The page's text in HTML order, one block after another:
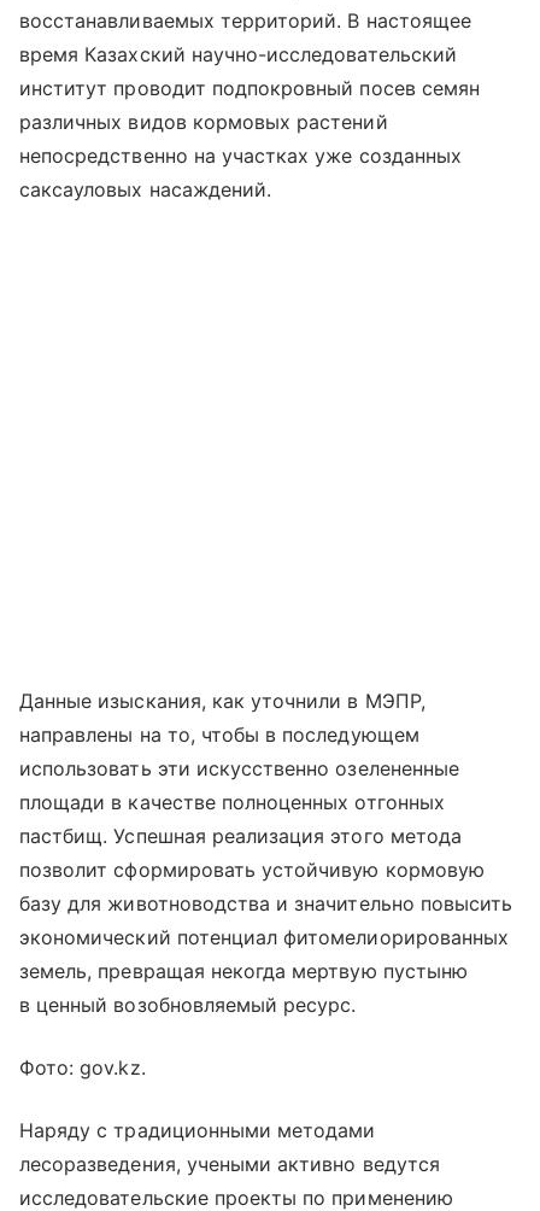
восстанавливаемых территорий. В настоящее
время Казахский научно-исследовательский
институт проводит подпокровный посев семян
различных видов кормовых растений
непосредственно на участках уже созданных
саксауловых насаждений.
Данные изыскания, как уточнили в МЭПР,
направлены на то, чтобы в последующем
использовать эти искусственно озелененные
площади в качестве полноценных отгонных
пастбищ. Успешная реализация этого метода
позволит сформировать устойчивую кормовую
базу для животноводства и значительно повысить
экономический потенциал фитомелиорированных
земель, превращая некогда мертвую пустыню
в ценный возобновляемый ресурс.
Фото: gov.kz.
Наряду с традиционными методами
лесоразведения, учеными активно ведутся
исследовательские проекты по применению